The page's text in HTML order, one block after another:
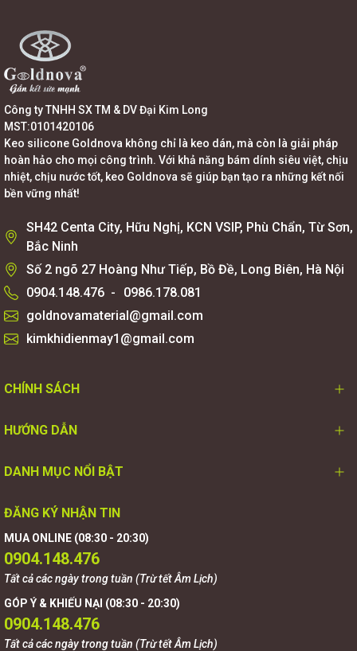
Công ty TNHH SX TM & DV Đại Kim Long
MST:0101420106
Keo silicone Goldnova không chỉ là keo dán, mà còn là giải pháp
hoàn hảo cho mọi công trình. Với khả năng bám dính siêu việt, chịu
nhiệt, chịu nước tốt, keo Goldnova sẽ giúp bạn tạo ra những kết nối
bền vững nhất!
SH42 Centa City, Hữu Nghị, KCN VSIP, Phù Chẩn, Từ Sơn,
Bắc Ninh
Số 2 ngõ 27 Hoàng Như Tiếp, Bồ Đề, Long Biên, Hà Nội
0904.148.476 -
0986.178.081
goldnovamaterial@gmail.com
kimkhidienmay1@gmail.com
CHÍNH SÁCH
HƯỚNG DẪN
DANH MỤC NỔI BẬT
ĐĂNG KÝ NHẬN TIN
MUA ONLINE (08:30 - 20:30)
0904.148.476
Tất cả các ngày trong tuần (Trừ tết Âm Lịch)
GÓP Ý & KHIẾU NẠI (08:30 - 20:30)
0904.148.476
Tất cả các ngày trong tuần (Trừ tết Âm Lịch)